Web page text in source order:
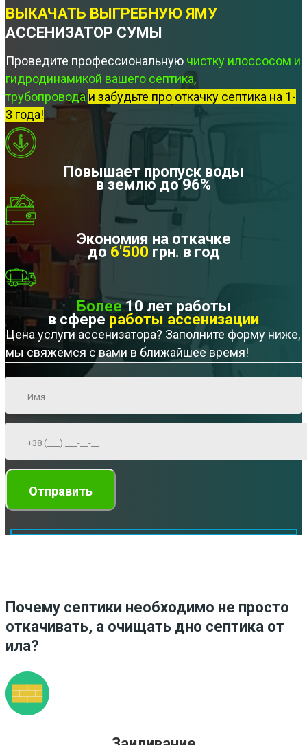
ВЫКАЧАТЬ ВЫГРЕБНУЮ ЯМУ
АССЕНИЗАТОР СУМЫ
Проведите профессиональную чистку илоссосом и
гидродинамикой вашего септика,
трубопровода и забудьте про откачку септика на 1-
3 года!
Повышает пропуск воды
в землю до 96%
Экономия на откачке
до 6'500 грн. в год
Более10 лет работы
в сфере работы ассенизации
Цена услуги ассенизатора? Заполните форму ниже,
мы свяжемся с вами в ближайшее время!
Почему септики необходимо не просто
откачивать, а очищать дно септика от
ила?